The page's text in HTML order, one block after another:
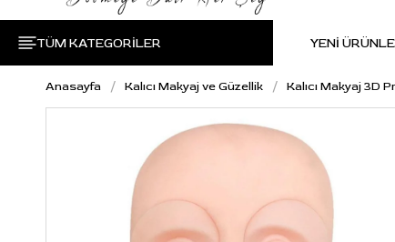
TÜM KATEGORİLER YENİ
Anasayfa Kalıcı Makyaj ve Güzellik Kalıcı Makyaj 3D